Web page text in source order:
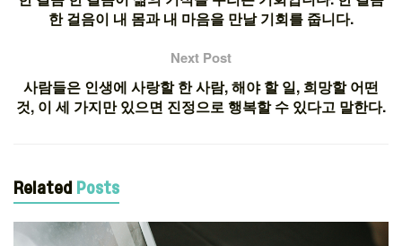
한 걸음이 내 몸과 내 마음을 만날 기회를 줍니다.
Next Post
사람들은 인생에 사랑할 한 사람, 해야 할 일, 희망할 어떤
것, 이 세 가지만 있으면 진정으로 행복할 수 있다고 말한다.
Related Posts